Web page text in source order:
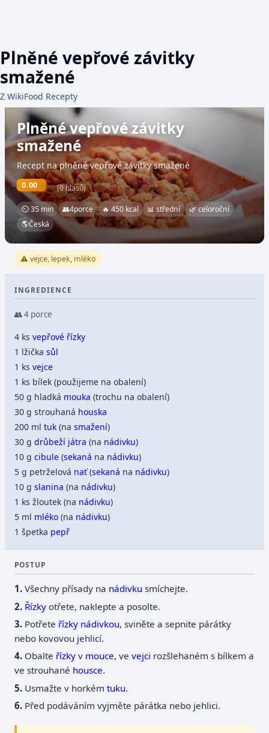
Plněné vepřové závitky
smažené
Z WikiFood Recepty
Plněné vepřové závitky
smažené
Recept na plněné vepřové závitky smažené
0.00 (0 hlasů)
⏲ 35 min 👥4porce 🔥 450 kcal 📊 střední
🌿 celoroční
🌎Česká
⚠️ vejce, lepek, mléko
INGREDIENCE
👥 4 porce
4 ksvepřové řízky
1 lžičkasůl
1 ksvejce
1 ks bílek (použijeme na obalení)
50 g hladká mouka (trochu na obalení)
30 g strouhaná houska
200 mltuk (nasmažení)
30 gdrůbeží játra (na nádivku)
10 gcibule (sekaná na nádivku)
5 g petrželová nať(sekaná na nádivku)
10 gslanina (na nádivku)
1 ks žloutek (na nádivku)
5 ml mléko (na nádivku)
1 špetka pepř
POSTUP
Všechny přísady na nádivku smíchejte.
Řízky otřete, naklepte a posolte.
Potřete řízky nádivkou, sviněte a sepnite párátky
nebo kovovou jehlicí.
Obalte řízky v mouce, vevejci rozšlehaném s bílkem a
ve strouhané housce.
Usmažte v horkémtuku.
Před podáváním vyjměte párátka nebo jehlici.